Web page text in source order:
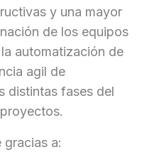
y una mayor
de los equipos
automatización de
agil de
distintas fases del
a: